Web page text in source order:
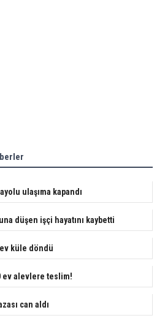
ulaşıma kapandı
düşen işçi hayatını kaybetti
küle döndü
ev alevlere teslim!
can aldı